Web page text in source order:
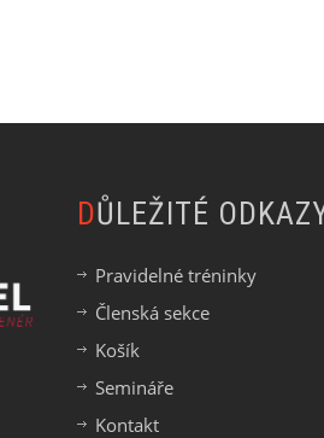
DŮLEŽITÉ
Pravidelné tréninky
Členská sekce
Košík
Semináře
Kontakt